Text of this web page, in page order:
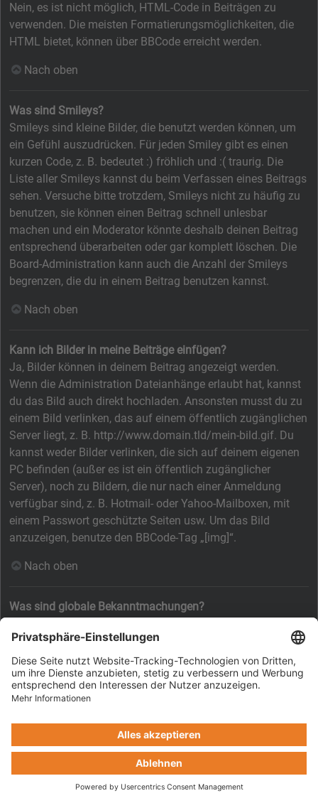
Nein, es ist nicht möglich, HTML-Code in Beiträgen zu
verwenden. Die meisten Formatierungsmöglichkeiten, die
HTML bietet, können über BBCode erreicht werden.
Nach oben
Was sind Smileys?
Smileys sind kleine Bilder, die benutzt werden können, um
ein Gefühl auszudrücken. Für jeden Smiley gibt es einen
kurzen Code, z. B. bedeutet :) fröhlich und :( traurig. Die
Liste aller Smileys kannst du beim Verfassen eines Beitrags
sehen. Versuche bitte trotzdem, Smileys nicht zu häufig zu
benutzen, sie können einen Beitrag schnell unlesbar
machen und ein Moderator könnte deshalb deinen Beitrag
entsprechend überarbeiten oder gar komplett löschen. Die
Board-Administration kann auch die Anzahl der Smileys
begrenzen, die du in einem Beitrag benutzen kannst.
Nach oben
Kann ich Bilder in meine Beiträge einfügen?
Ja, Bilder können in deinem Beitrag angezeigt werden.
Wenn die Administration Dateianhänge erlaubt hat, kannst
du das Bild auch direkt hochladen. Ansonsten musst du zu
einem Bild verlinken, das auf einem öffentlich zugänglichen
Server liegt, z. B. http://www.domain.tld/mein-bild.gif. Du
kannst weder Bilder verlinken, die sich auf deinem eigenen
PC befinden (außer es ist ein öffentlich zugänglicher
Server), noch zu Bildern, die nur nach einer Anmeldung
verfügbar sind, z. B. Hotmail- oder Yahoo-Mailboxen, mit
einem Passwort geschützte Seiten usw. Um das Bild
anzuzeigen, benutze den BBCode-Tag „[img]“.
Nach oben
Was sind globale Bekanntmachungen?
Informationen, deshalb solltest du sie so bald wie möglich
lesen. Globale Bekanntmachungen erscheinen ganz oben in
jedem Forum und ebenfalls in deinem persönlichen Bereich.
Ob du eine globale Bekanntmachung schreiben kannst oder
vergebenen Berechtigungen ab.
Nach oben
Was sind Bekanntmachungen?